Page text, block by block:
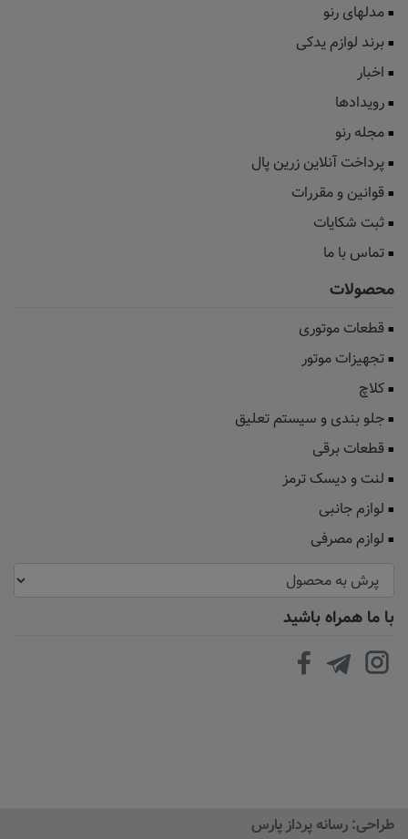
مدلهای رنو
برند لوازم یدکی
اخبار
رویدادها
مجله رنو
پرداخت آنلاین زرین پال
قوانین و مقررات
ثبت شکایات
تماس با ما
محصولات
قطعات موتوری
تجهیزات موتور
کلاچ
جلو بندی و سیستم تعلیق
قطعات برقی
لنت و دیسک ترمز
لوازم جانبی
لوازم مصرفی
با ما همراه باشید
طراحی: رسانه پرداز پارس